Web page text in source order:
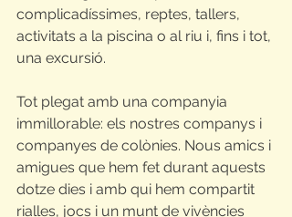
complicadíssimes, reptes, tallers,
activitats a la piscina o al riu i, fins i tot,
una excursió.
Tot plegat amb una companyia
immillorable: els nostres companys i
companyes de colònies. Nous amics i
amigues que hem fet durant aquests
dotze dies i amb qui hem compartit
rialles, jocs i un munt de vivències